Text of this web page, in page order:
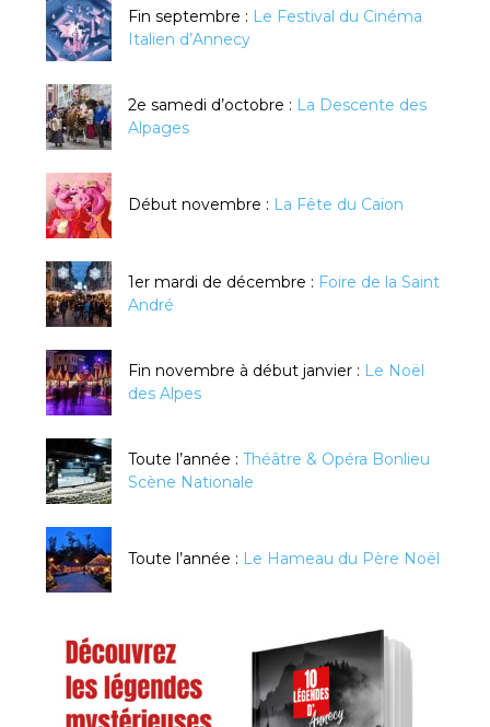
Fin septembre : Le Festival du Cinéma
Italien d’Annecy
2e samedi d’octobre : La Descente des
Alpages
Début novembre : La Fête du Caïon
1er mardi de décembre : Foire de la Saint
André
Fin novembre à début janvier : Le Noël
des Alpes
Toute l’année : Théâtre & Opéra Bonlieu
Scène Nationale
Toute l’année : Le Hameau du Père Noël